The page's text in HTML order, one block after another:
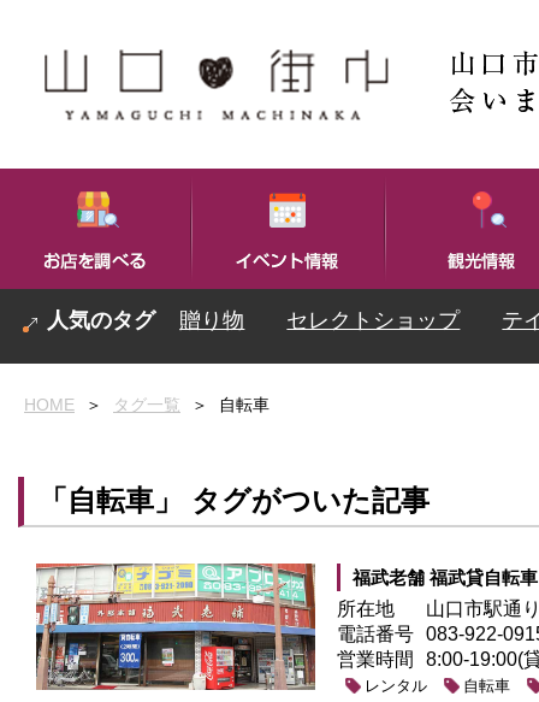
贈り物 セレクトショップ テ
HOME ＞ タグ一覧 ＞ 自転車
「自転車」 タグがついた記事
福武老舗 福武貸自転車
所在地
山口市駅通
電話番号 083-922-
営業時間
8:00-19:00(
レンタル 自転車